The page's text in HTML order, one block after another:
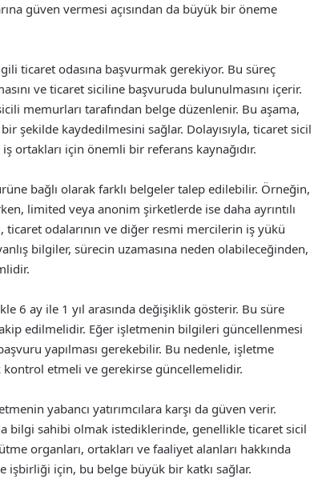
güven vermesi açısından da büyük bir öneme
ticaret odasına başvurmak gerekiyor. Bu süreç
ve ticaret siciline başvuruda bulunulmasını içerir.
memurları tarafından belge düzenlenir. Bu aşama,
şekilde kaydedilmesini sağlar. Dolayısıyla, ticaret sicil
ortakları için önemli bir referans kaynağıdır.
bağlı olarak farklı belgeler talep edilebilir. Örneğin,
limited veya anonim şirketlerde ise daha ayrıntılı
odalarının ve diğer resmi mercilerin iş yükü
bilgiler, sürecin uzamasına neden olabileceğinden,
6 ay ile 1 yıl arasında değişiklik gösterir. Bu süre
edilmelidir. Eğer işletmenin bilgileri güncellenmesi
yapılması gerekebilir. Bu nedenle, işletme
etmeli ve gerekirse güncellemelidir.
yabancı yatırımcılara karşı da güven verir.
bilgi sahibi olmak istediklerinde, genellikle ticaret sicil
organları, ortakları ve faaliyet alanları hakkında
işbirliği için, bu belge büyük bir katkı sağlar.